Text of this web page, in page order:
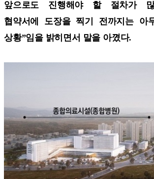
앞으로도 진행해야 할 절차가
협약서에 도장을 찍기 전까지는 아
상황”임을 밝히면서 말을 아꼈다.